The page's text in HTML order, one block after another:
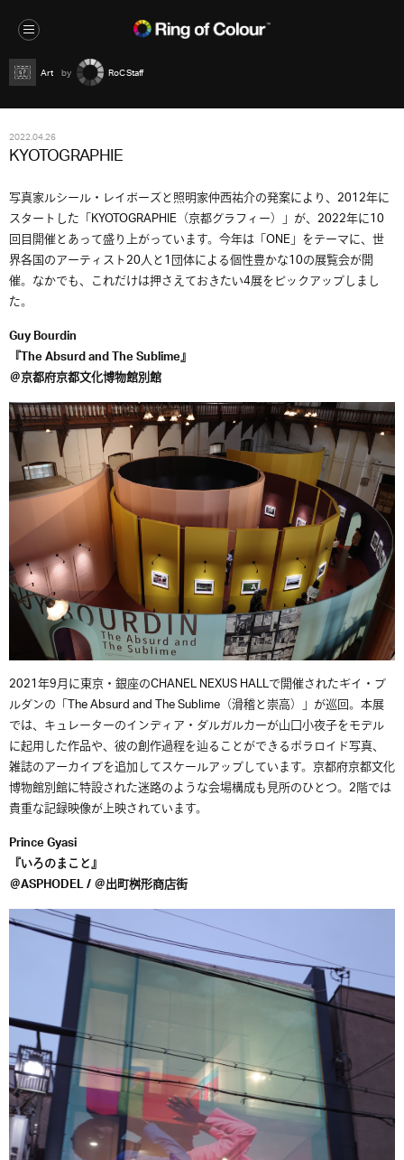
Art RoC Staff
2022.04.26
KYOTOGRAPHIE
写真家ルシール・レイボーズと照明家仲西祐介の発案により、2012年に
スタートした「KYOTOGRAPHIE（京都グラフィー）」が、2022年に10
回目開催とあって盛り上がっています。今年は「ONE」をテーマに、世
界各国のアーティスト20人と1団体による個性豊かな10の展覧会が開
催。なかでも、これだけは押さえておきたい4展をピックアップしまし
た。
Guy Bourdin
『The Absurd and The Sublime』
＠京都府京都文化博物館別館
2021年9月に東京・銀座のCHANEL NEXUS HALLで開催されたギイ・ブ
ルダンの「The Absurd and The Sublime（滑稽と崇高）」が巡回。本展
では、キュレーターのインディア・ダルガルカーが山口小夜子をモデル
に起用した作品や、彼の創作過程を辿ることができるポラロイド写真、
雑誌のアーカイブを追加してスケールアップしています。京都府京都文化
博物館別館に特設された迷路のような会場構成も見所のひとつ。2階では
貴重な記録映像が上映されています。
Prince Gyasi
『いろのまこと』
＠ASPHODEL / ＠出町桝形商店街